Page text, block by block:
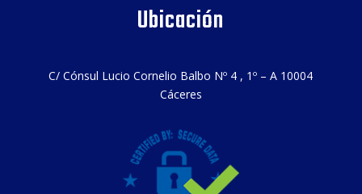
Ubicación
C/ Cónsul Lucio Cornelio Balbo Nº 4 , 1º – A 10004
Cáceres